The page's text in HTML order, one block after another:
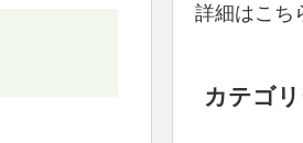
詳細はこち
カテゴ